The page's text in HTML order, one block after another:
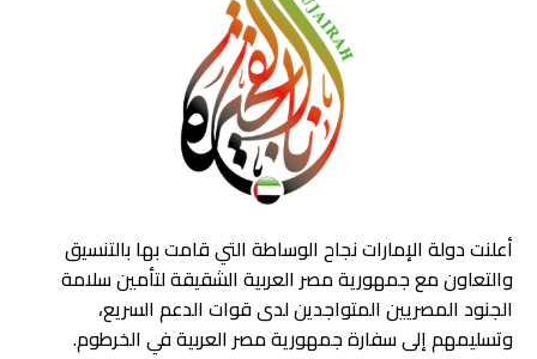
أعلنت دولة الإمارات نجاح الوساطة التي قامت بها بالتنسيق
والتعاون مع جمهورية مصر العربية الشقيقة لتأمين سلامة
الجنود المصريين المتواجدين لدى قوات الدعم السريع،
وتسليمهم إلى سفارة جمهورية مصر العربية في الخرطوم.